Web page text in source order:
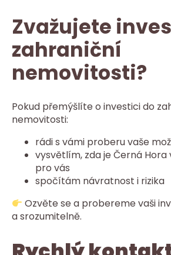
Zvažujete
zahraniční
nemovitosti?
Pokud přemýšlíte o investici do
nemovitosti:
rádi s vámi proberu vaše
vysvětlím, zda je Černá
pro vás
spočítám návratnost i rizika
Ozvěte se a probereme vaši
a srozumitelně.